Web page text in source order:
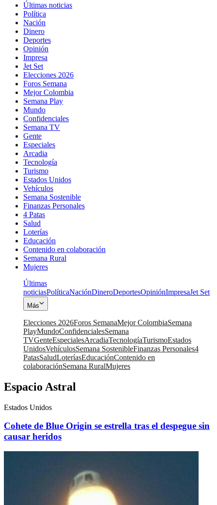
Últimas noticias
Política
Nación
Dinero
Deportes
Opinión
Impresa
Jet Set
Elecciones 2026
Foros Semana
Mejor Colombia
Semana Play
Mundo
Confidenciales
Semana TV
Gente
Especiales
Arcadia
Tecnología
Turismo
Estados Unidos
Vehículos
Semana Sostenible
Finanzas Personales
4 Patas
Salud
Loterías
Educación
Contenido en colaboración
Semana Rural
Mujeres
Últimas
noticiasPolíticaNaciónDineroDeportesOpiniónImpresaJet Set
Más
Elecciones 2026Foros SemanaMejor ColombiaSemana
PlayMundoConfidencialesSemana
TVGenteEspecialesArcadiaTecnologíaTurismoEstados
UnidosVehículosSemana SostenibleFinanzas Personales4
PatasSaludLoteríasEducaciónContenido en
colaboraciónSemana RuralMujeres
Espacio Astral
Estados Unidos
Cohete de Blue Origin se estrella tras el despegue sin
causar heridos